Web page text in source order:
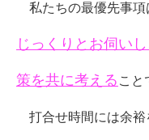
私たちの最優先事項
じっくりとお伺い
策を共に考える こと
打合せ時間には余裕